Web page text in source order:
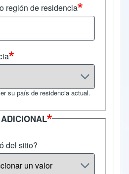
región de residencia
su país de residencia actual.
del sitio?